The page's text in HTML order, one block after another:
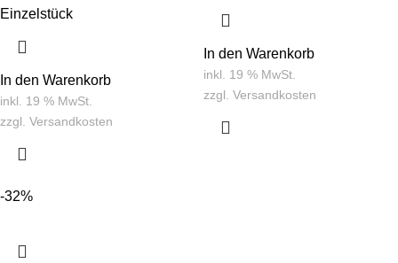
Einzelstück
In den Warenkorb
inkl. 19 % MwSt.
zzgl. Versandkosten
In den Warenkorb
inkl. 19 % MwSt.
zzgl. Versandkosten
-32%